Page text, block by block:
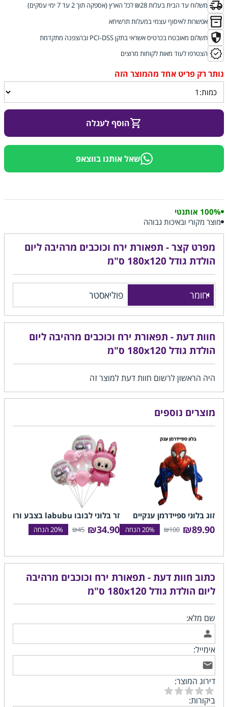
משלוח עד הבית בעלות ₪28 לכל הארץ (אספקה תוך 2 עד 7 ימי עסקים)
אפשרות לאיסוף עצמי במעלות תרשיחא
תשלום מאובטח בכרטיס אשראי בתקן PCI-DSS ובהצפנה מתקדמת
הצטרפו לעוד מאות לקוחות מרוצים
הוסף לעגלה
שאל אותנו בווצאפ
100% אותנטי
מוצר מקורי ובאיכות גבוהה
מפרט קצר - תפאורת ירח וכוכבים מרהיבה ליום
הולדת גודל 180x120 ס"מ
חומר פוליאסטר
חוות דעת - תפאורת ירח וכוכבים מרהיבה ליום
הולדת גודל 180x120 ס"מ
היה הראשון לרשום חוות דעת למוצר זה
כתוב חוות דעת - תפאורת ירח וכוכבים מרהיבה
ליום הולדת גודל 180x120 ס"מ
שם מלא:
אימייל:
דירוג המוצר:
ביקורות:
מוצרים נוספים
זוג בלוני ספיידרמן ענקיים
₪89.90
₪100
זר בלוני לבובו labubu בצבע ורוד
₪34.90
₪45